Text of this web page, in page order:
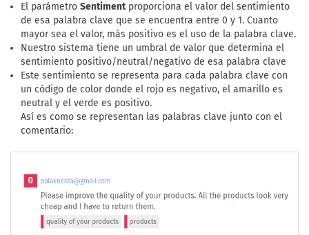
El parámetro Sentimentproporciona el valor del sentimiento
de esa palabra clave que se encuentra entre 0 y 1. Cuanto
mayor sea el valor, más positivo es el uso de la palabra clave.
Nuestro sistema tiene un umbral de valor que determina el
sentimiento positivo/neutral/negativo de esa palabra clave
Este sentimiento se representa para cada palabra clave con
un código de color donde el rojo es negativo, el amarillo es
neutral y el verde es positivo.
Así es como se representan las palabras clave junto con el
comentario: